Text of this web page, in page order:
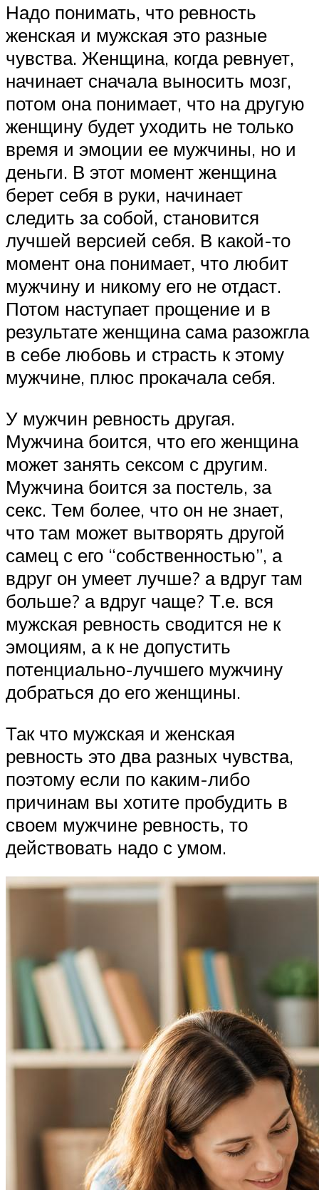
Надо понимать, что ревность
женская и мужская это разные
чувства. Женщина, когда ревнует,
начинает сначала выносить мозг,
потом она понимает, что на другую
женщину будет уходить не только
время и эмоции ее мужчины, но и
деньги. В этот момент женщина
берет себя в руки, начинает
следить за собой, становится
лучшей версией себя. В какой-то
момент она понимает, что любит
мужчину и никому его не отдаст.
Потом наступает прощение и в
результате женщина сама разожгла
в себе любовь и страсть к этому
мужчине, плюс прокачала себя. ⠀
У мужчин ревность другая.
Мужчина боится, что его женщина
может занять сексом с другим.
Мужчина боится за постель, за
секс. Тем более, что он не знает,
что там может вытворять другой
самец с его “собственностью”, а
вдруг он умеет лучше? а вдруг там
больше? а вдруг чаще? Т.е. вся
мужская ревность сводится не к
эмоциям, а к не допустить
потенциально-лучшего мужчину
добраться до его женщины.⠀
Так что мужская и женская
ревность это два разных чувства,
поэтому если по каким-либо
причинам вы хотите пробудить в
своем мужчине ревность, то
действовать надо с умом. ⠀